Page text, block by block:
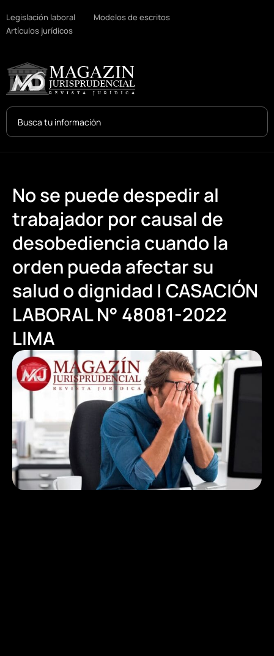
Legislación laboral
Modelos de escritos
Artículos jurídicos
Search
No se puede despedir al
trabajador por causal de
desobediencia cuando la
orden pueda afectar su
salud o dignidad | CASACIÓN
LABORAL N° 48081-2022
LIMA